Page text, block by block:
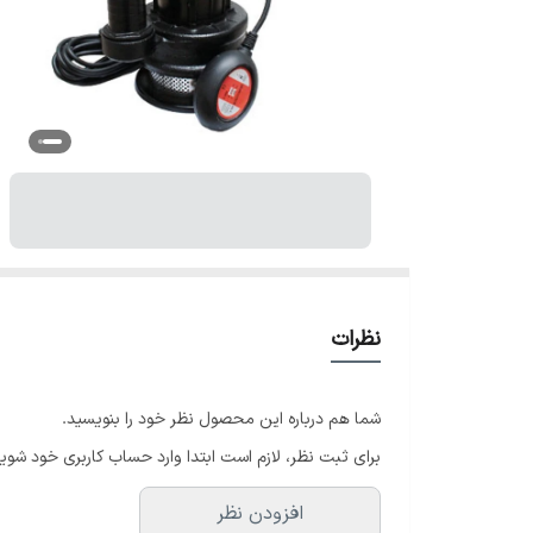
نظرات
شما هم درباره این محصول نظر خود را بنویسید.
برای ثبت نظر، لازم است ابتدا وارد حساب کاربری خود
افزودن نظر